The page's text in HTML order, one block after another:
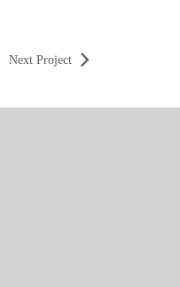
Next Project